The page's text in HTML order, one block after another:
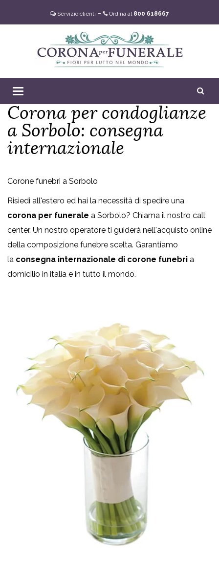
Servizio clienti - Ordina al 800 618667
Toggle
navigation
Corona per condoglianze
a Sorbolo: consegna
internazionale
Corone funebri a Sorbolo
Risiedi all'estero ed hai la necessità di spedire una
corona per funerale a Sorbolo? Chiama il nostro call
center. Un nostro operatore ti guiderà nell'acquisto online
della composizione funebre scelta. Garantiamo
la consegna internazionale di corone funebri a
domicilio in italia e in tutto il mondo.